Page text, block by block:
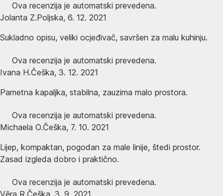
Ova recenzija je automatski prevedena.
Jolanta Z.Poljska, 6. 12. 2021
Sukladno opisu, veliki ocjeđivač, savršen za malu kuhinju.
Ova recenzija je automatski prevedena.
Ivana H.Češka, 3. 12. 2021
Pametna kapaljka, stabilna, zauzima malo prostora.
Ova recenzija je automatski prevedena.
Michaela O.Češka, 7. 10. 2021
Lijep, kompaktan, pogodan za male linije, štedi prostor.
Zasad izgleda dobro i praktično.
Ova recenzija je automatski prevedena.